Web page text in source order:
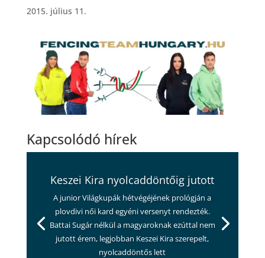
2015. július 11.
Kapcsolódó hírek
Keszei Kira nyolcaddöntőig jutott
A junior Világkupák hétvégéjének prológján a
plovdivi női kard egyéni versenyt rendezték.
Battai Sugár nélkül a magyaroknak ezúttal nem
jutott érem, legjobban Keszei Kira szerepelt,
nyolcaddöntős lett